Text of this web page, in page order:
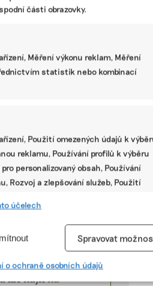
části obrazovky.
Měření výkonu reklam, Měření
statistik nebo kombinací
Použití omezených údajů k
reklamu, Používání profilů k výběru
personalizovaný obsah, Používání
Rozvoj a zlepšování služeb, Použití
údajů, Propojení různých
přenášených
účelech
Spravovat
o ochraně osobních údajů
pokusných
instalace ukazují
Domaine
nacházejí ve
lze najítna